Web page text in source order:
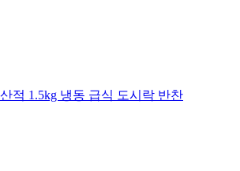
적 1.5kg 냉동 급식 도시락 반찬